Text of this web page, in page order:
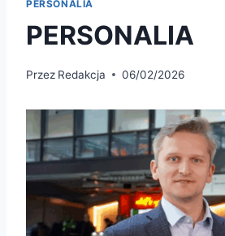
PERSONALIA
PERSONALIA
Przez Redakcja 06/02/2026